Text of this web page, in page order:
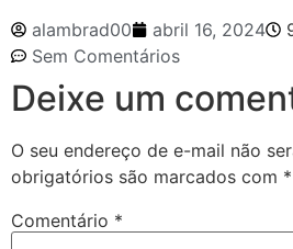
alambrad00
abril 16, 2024
Sem Comentários
Deixe um
O seu endereço de e-mail não
obrigatórios são marcados com *
Comentário *